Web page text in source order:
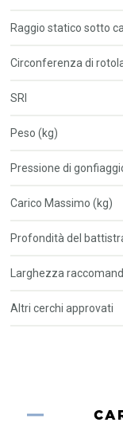
Raggio statico sotto
Circonferenza di
SRI
Peso (kg)
Pressione di
Carico Massimo (kg)
Profondità del
Larghezza
Altri cerchi approvati